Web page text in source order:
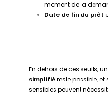
moment de la
Date de fin du prêt
En dehors de ces seuils, un
simplifiéreste possible, et
sensibles peuvent